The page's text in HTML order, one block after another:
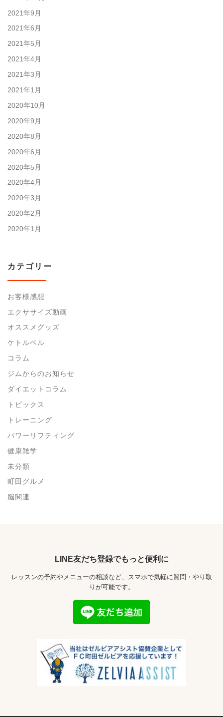
2021年9月
2021年6月
2021年5月
2021年4月
2021年3月
2021年1月
2020年10月
2020年9月
2020年8月
2020年6月
2020年5月
2020年4月
2020年3月
2020年2月
2020年1月
カテゴリー
お客様感想
エクササイズ動画
オススメグッズ
ケトルベル
コラム
ジムからのお知らせ
ダイエットコラム
トピックス
トレーニング
パワーリフティング
健康雑学
未分類
町田グルメ
脳関連
LINE友だち登録でもっと便利に
レッスンの予約やメニューの相談など、スマホで気軽に質問・やり取
りが可能です。